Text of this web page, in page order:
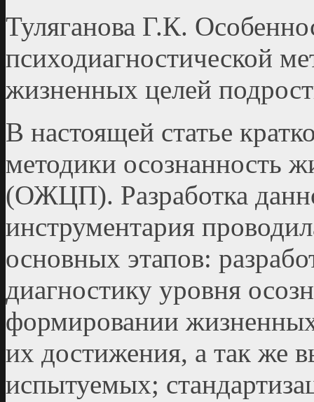
Туляганова Г.К.
психодиагностической
жизненных целей
В настоящей статье
методики осознанность
(ОЖЦП). Разработка
инструментария
основных этапов:
диагностику уровня
формировании жизненных
их достижения, а так же
испытуемых;